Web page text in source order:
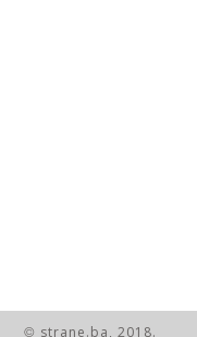
© strane.ba, 2018.